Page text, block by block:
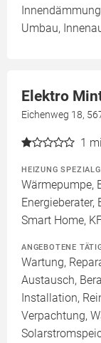
Umbau,
Elektro
Eichenweg 18,
1
HEIZUNG
Wärmepumpe,
Energieberater,
Smart Home,
ANGEBOTENE
Wartung,
Austausch,
Installation,
Verpachtung,